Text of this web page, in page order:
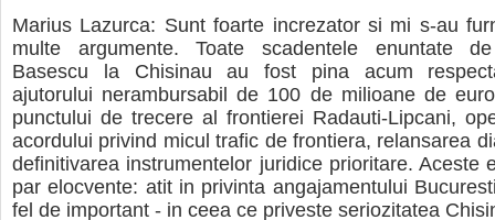
Marius Lazurca: Sunt foarte increzator si mi s-au
multe argumente. Toate scadentele enuntate
Basescu la Chisinau au fost pina acum
ajutorului nerambursabil de 100 de milioane de
punctului de trecere al frontierei Radauti-Lipcani,
acordului privind micul trafic de frontiera, relansarea
definitivarea instrumentelor juridice prioritare. Aceste
par elocvente: atit in privinta angajamentului
fel de important - in ceea ce priveste seriozitatea